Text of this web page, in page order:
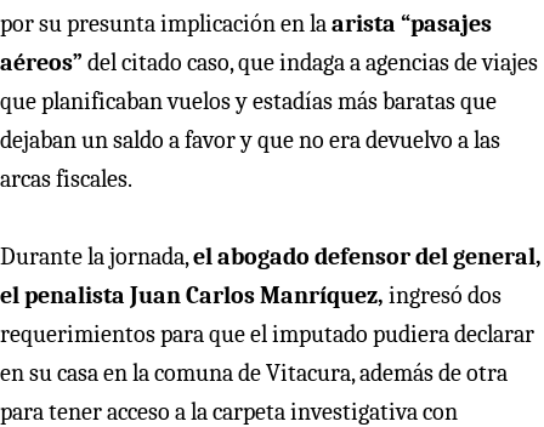
por su presunta implicación en laarista “pasajes
aéreos” del citado caso, que indaga a agencias de viajes
que planificaban vuelos y estadías más baratas que
dejaban un saldo a favor y que no era devuelvo a las
arcas fiscales.
Durante la jornada,el abogado defensor del general,
el penalista Juan Carlos Manríquez, ingresó dos
requerimientos para que el imputado pudiera declarar
en su casa en la comuna de Vitacura, además de otra
para tener acceso a la carpeta investigativa con